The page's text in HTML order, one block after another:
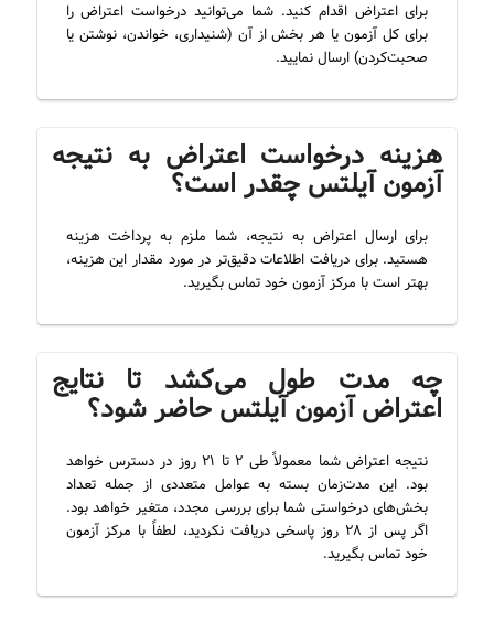
برای اعتراض اقدام کنید. شما می‌توانید درخواست اعتراض را
برای کل آزمون یا هر بخش از آن (شنیداری، خواندن، نوشتن یا
صحبت‌کردن) ارسال نمایید.
هزینه درخواست اعتراض به نتیجه
آزمون آیلتس چقدر است؟
برای ارسال اعتراض به نتیجه، شما ملزم به پرداخت هزینه
هستید. برای دریافت اطلاعات دقیق‌تر در مورد مقدار این هزینه،
بهتر است با مرکز آزمون خود تماس بگیرید.
چه مدت طول می‌کشد تا نتایج
اعتراض آزمون آیلتس حاضر شود؟
نتیجه اعتراض شما معمولاً طی ۲ تا ۲۱ روز در دسترس خواهد
بود. این مدت‌زمان بسته به عوامل متعددی از جمله تعداد
بخش‌های درخواستی شما برای بررسی مجدد، متغیر خواهد بود.
اگر پس از ۲۸ روز پاسخی دریافت نکردید، لطفاً با مرکز آزمون
خود تماس بگیرید.